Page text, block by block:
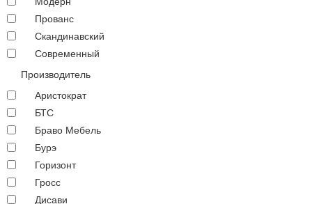
Прованс
Скандинавский
Современный
Производитель
Аристократ
БТС
Браво Мебель
Бурэ
Горизонт
Гросс
Дисави